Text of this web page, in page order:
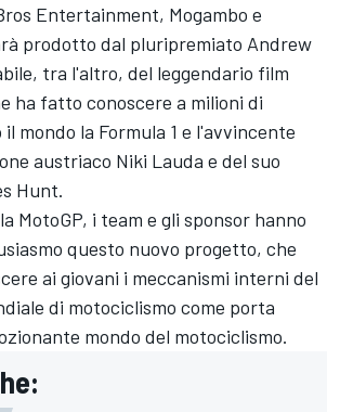
Entertainment, Mogambo e
prodotto dal pluripremiato Andrew
tra l'altro, del leggendario film
ha fatto conoscere a milioni di
mondo la Formula 1 e l'avvincente
austriaco Niki Lauda e del suo
Hunt.
MotoGP, i team e gli sponsor hanno
questo nuovo progetto, che
ai giovani i meccanismi interni del
di motociclismo come porta
mondo del motociclismo.